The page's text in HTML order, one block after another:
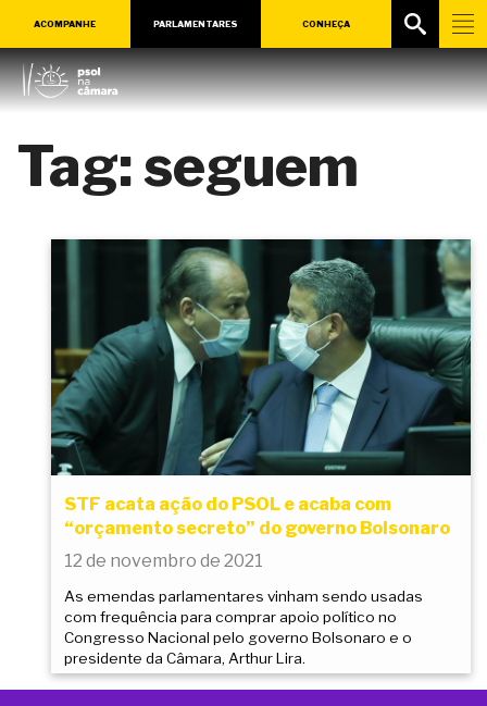
ACOMPANHE PARLAMENTARES CONHEÇA
Tag:seguem
STF acata ação do PSOL e acaba com
“orçamento secreto” do governo Bolsonaro
12 de novembro de 2021
As emendas parlamentares vinham sendo usadas
com frequência para comprar apoio político no
Congresso Nacional pelo governo Bolsonaro e o
presidente da Câmara, Arthur Lira.